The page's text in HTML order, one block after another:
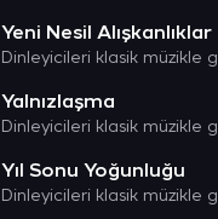
Yeni Nesil Alışkanlıklar
Yalnızlaşma
Yıl Sonu Yoğunluğu